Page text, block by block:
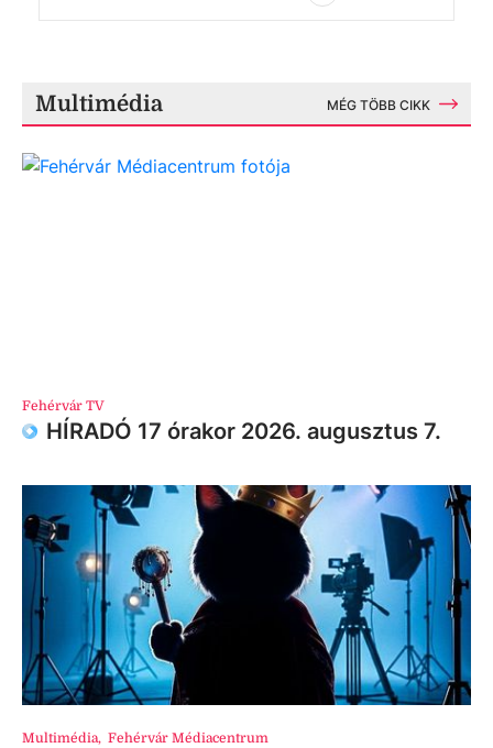
Multimédia MÉG TÖBB CIKK
Fehérvár TV
HÍRADÓ 17 órakor 2026. augusztus 7.
Multimédia, Fehérvár Médiacentrum